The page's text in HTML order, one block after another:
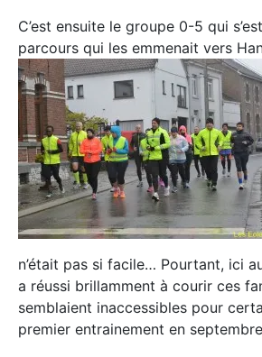
C’est ensuite le groupe 0-5 qui
parcours qui les emmenait vers
n’était pas si facile… Pourtant, ici
a réussi brillamment à courir ces
semblaient inaccessibles pour
premier entrainement en